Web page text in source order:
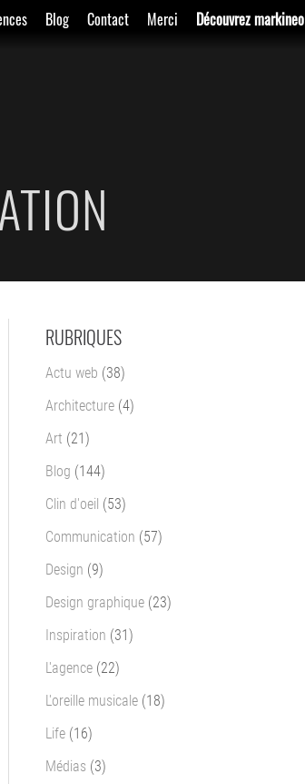
Blog Contact Merci Découvrez markineo
RUBRIQUES
Actu web (38)
Architecture (4)
Art (21)
Blog (144)
Clin d'oeil (53)
Communication (57)
Design (9)
Design graphique (23)
Inspiration (31)
L'agence (22)
L'oreille musicale (18)
Life (16)
Médias (3)